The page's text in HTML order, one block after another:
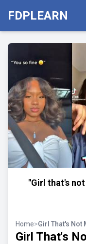
FDPLEARN
"Girl that's
Home>Girl That's Not
Girl That's